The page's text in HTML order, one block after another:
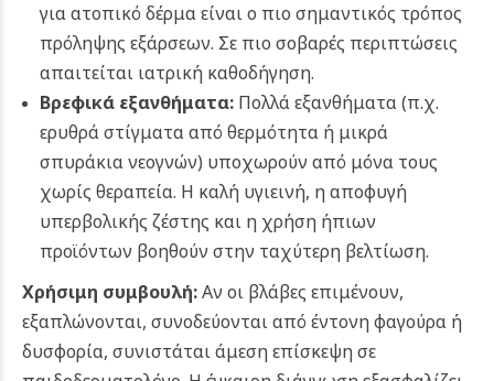
για ατοπικό δέρμα είναι ο πιο σημαντικός τρόπος
πρόληψης εξάρσεων. Σε πιο σοβαρές περιπτώσεις
απαιτείται ιατρική καθοδήγηση.
Βρεφικά εξανθήματα:Πολλά εξανθήματα (π.χ.
ερυθρά στίγματα από θερμότητα ή μικρά
σπυράκια νεογνών) υποχωρούν από μόνα τους
χωρίς θεραπεία. Η καλή υγιεινή, η αποφυγή
υπερβολικής ζέστης και η χρήση ήπιων
προϊόντων βοηθούν στην ταχύτερη βελτίωση.
Χρήσιμη συμβουλή:Αν οι βλάβες επιμένουν,
εξαπλώνονται, συνοδεύονται από έντονη φαγούρα ή
δυσφορία, συνιστάται άμεση επίσκεψη σε